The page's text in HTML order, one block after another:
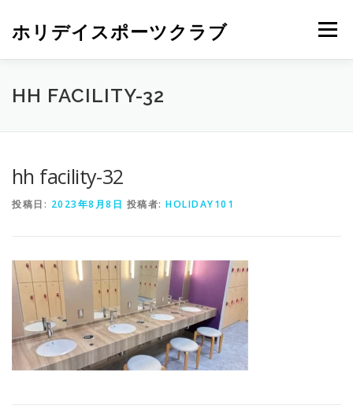
ホリデイスポーツクラブ メニュー
HH FACILITY-32
hh facility-32
投稿日: 2023年8月8日 投稿者: HOLIDAY101